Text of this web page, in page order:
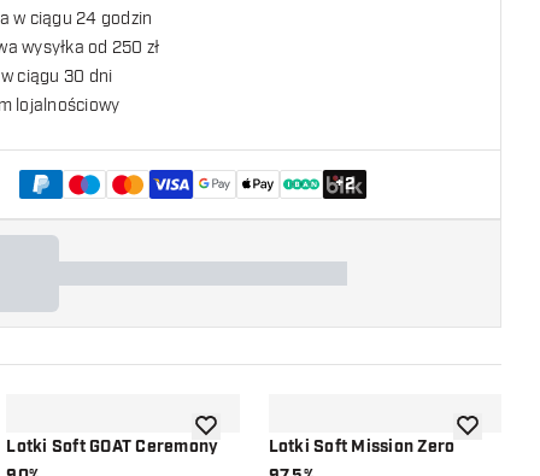
w ciągu 24 godzin
wysyłka od 250 zł
ciągu 30 dni
lojalnościowy
+2
życzeń
Lotki Soft GOAT Ceremonydodaj do listy życzeńLotki Soft Mission Zerododaj do